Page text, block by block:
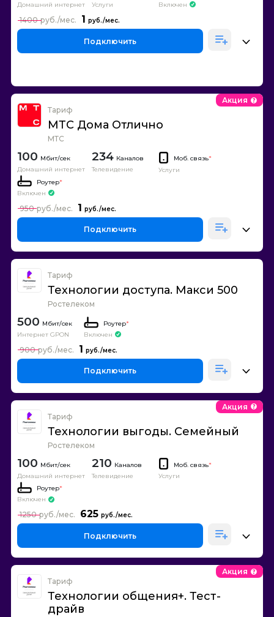
Домашний интернет
Услуги
Включен
1
1400
Подключить
Тариф
МТС Дома Отлично
МТС
Акция
100
Домашний интернет
234 Каналов
Телевидение
Моб. связь*
Услуги
Роутер*
Включен
1
950
Подключить
Тариф
Технологии доступа. Макси 500
Ростелеком
500
Интернет GPON
Роутер*
Включен
1
900
Подключить
Тариф
Технологии выгоды. Семейный
Ростелеком
Акция
100
Домашний интернет
210 Каналов
Телевидение
Моб. связь*
Услуги
Роутер*
Включен
625
1250
Подключить
Тариф
Технологии общения+. Тест-
драйв
Акция